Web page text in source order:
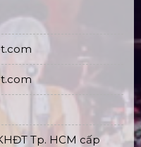
Tp. HCM cấp